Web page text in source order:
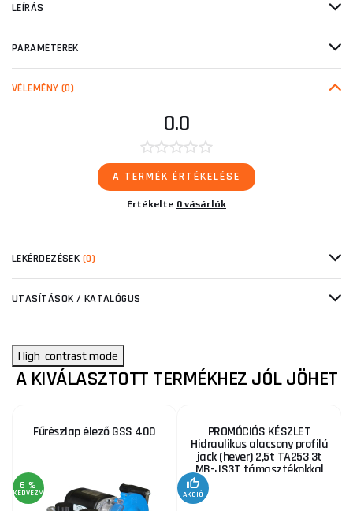
LEÍRÁS
PARAMÉTEREK
VÉLEMÉNY (0)
0.0
A TERMÉK ÉRTÉKELÉSE
Értékelte 0 vásárlók
LEKÉRDEZÉSEK (0)
UTASÍTÁSOK / KATALÓGUS
High-contrast mode
A KIVÁLASZTOTT TERMÉKHEZ JÓL JÖHET
Fűrészlap élező GSS 400
6 %
KEDVEZMÉNY
PROMÓCIÓS KÉSZLET
Hidraulikus alacsony profilú
jack (hever) 2,5t TA253 3t
MB-JS3T támasztékokkal
AKCIÓ